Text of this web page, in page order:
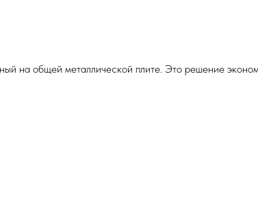
на общей металлической плите. Это решение